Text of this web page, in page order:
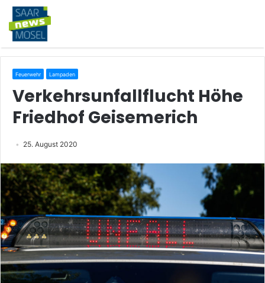
Feuerwehr Lampaden
Verkehrsunfallflucht Höhe
Friedhof Geisemerich
25. August 2020